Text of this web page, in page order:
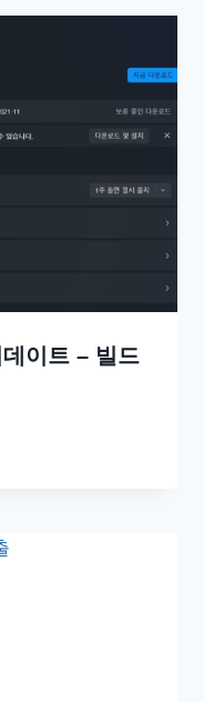
이트 – 빌드